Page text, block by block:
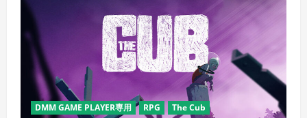
DMM GAME PLAYER専用 RPG
The Cub